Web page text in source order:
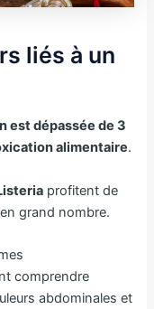
liés à un
est dépassée de 3
alimentaire.
profitent de
grand nombre.
comprendre
abdominales et